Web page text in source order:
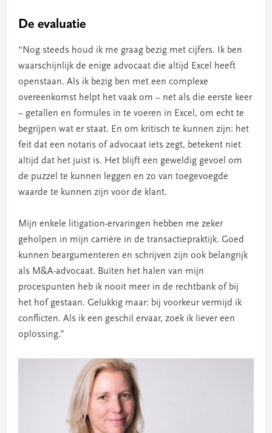
De evaluatie
“Nog steeds houd ik me graag bezig met cijfers. Ik ben
waarschijnlijk de enige advocaat die altijd Excel heeft
openstaan. Als ik bezig ben met een complexe
overeenkomst helpt het vaak om – net als die eerste keer
– getallen en formules in te voeren in Excel, om echt te
begrijpen wat er staat. En om kritisch te kunnen zijn: het
feit dat een notaris of advocaat iets zegt, betekent niet
altijd dat het juist is. Het blijft een geweldig gevoel om
de puzzel te kunnen leggen en zo van toegevoegde
waarde te kunnen zijn voor de klant.
Mijn enkele litigation-ervaringen hebben me zeker
geholpen in mijn carrière in de transactiepraktijk. Goed
kunnen beargumenteren en schrijven zijn ook belangrijk
als M&A-advocaat. Buiten het halen van mijn
procespunten heb ik nooit meer in de rechtbank of bij
het hof gestaan. Gelukkig maar: bij voorkeur vermijd ik
conflicten. Als ik een geschil ervaar, zoek ik liever een
oplossing.”